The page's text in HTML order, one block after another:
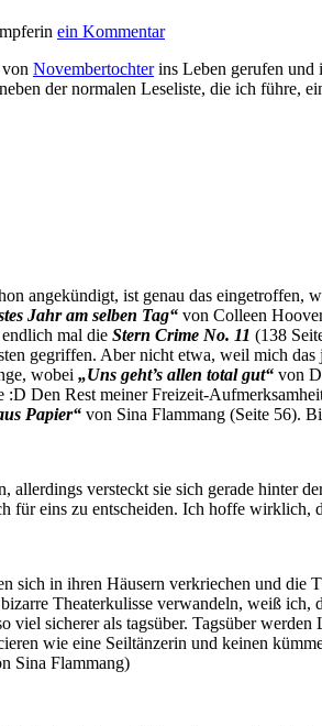
ein Kommentar
Novembertochterins Leben gerufen und
der normalen Leseliste, die ich führe,
angekündigt, ist genau das eingetroffen,
Jahr am selben Tag“ von Colleen
mal die Stern Crime No. 11 (138
gegriffen. Aber nicht etwa, weil mich
wobei „Uns geht’s allen total gut“ von
Den Rest meiner Freizeit-
Papier“ von Sina Flammang (Seite 56).
allerdings versteckt sie sich gerade hinter
für eins zu entscheiden. Ich hoffe
sich in ihren Häusern verkriechen und
Theaterkulisse verwandeln, weiß
viel sicherer als tagsüber. Tagsüber
wie eine Seiltänzerin und keinen
Sina Flammang)